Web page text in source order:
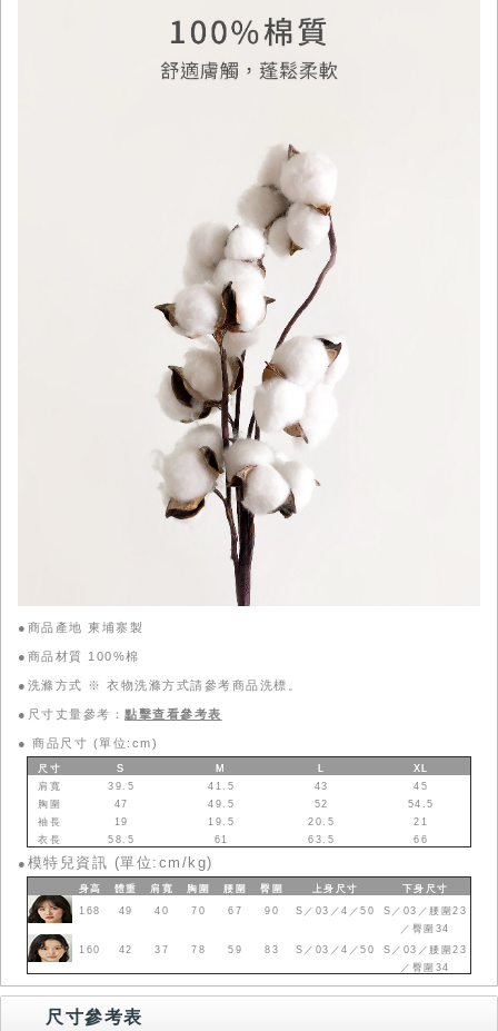
●商品產地 柬埔寨製
●商品材質 100%棉
●洗滌方式 ※ 衣物洗滌方式請參考商品洗標。
●尺寸丈量參考： 點擊查看參考表
● 商品尺寸 (單位:cm)
尺寸 S M L
XL
肩寬
39.5 41.5 43
45
胸圍
47 49.5 52
54.5
袖長
19 19.5 20.5
21
衣長
58.5 61 63.5 66
● 模特兒資訊 (單位:cm/kg)
身高 體重 肩寬 胸圍 腰圍 臀圍 上身 尺寸 下身 尺寸
168
49 40 70 67 90 S／03／4／50
S／03／腰圍23
／臀圍34
160
42 37 78 59 83 S／03／4／50
S／03／腰圍23
／臀圍34
尺寸參考表